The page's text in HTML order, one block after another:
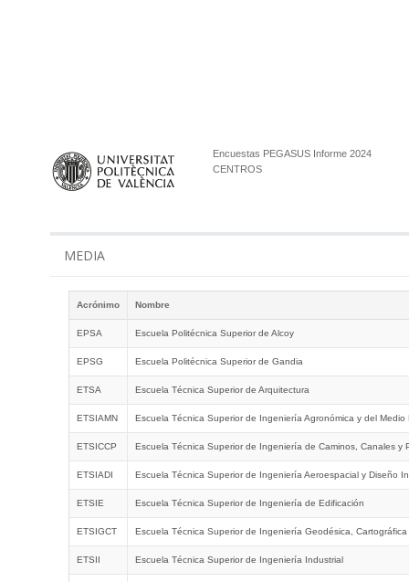
Encuestas PEGASUS Informe 2024
CENTROS
MEDIA
Acrónimo Nombre
EPSA Escuela Politécnica Superior de Alcoy
EPSG Escuela Politécnica Superior de Gandia
ETSA Escuela Técnica Superior de Arquitectura
ETSIAMN Escuela Técnica Superior de Ingeniería Agronómica y del Medio
ETSICCP Escuela Técnica Superior de Ingeniería de Caminos, Canales y
ETSIADI Escuela Técnica Superior de Ingeniería Aeroespacial y Diseño
ETSIE Escuela Técnica Superior de Ingeniería de Edificación
ETSIGCT Escuela Técnica Superior de Ingeniería Geodésica, Cartográfica
ETSII Escuela Técnica Superior de Ingeniería Industrial